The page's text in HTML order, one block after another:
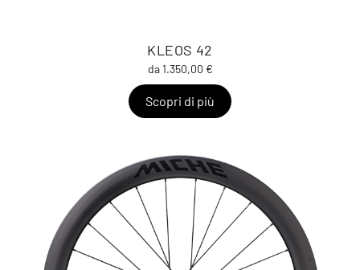
KLEOS 42
da 1.350,00 €
Scopri di più